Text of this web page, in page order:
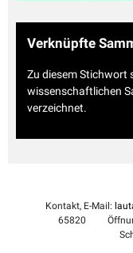
Verknüpfte
Zu diesem Stichwort
wissenschaftlichen
verzeichnet.
Kontakt, E-Mail:
65820